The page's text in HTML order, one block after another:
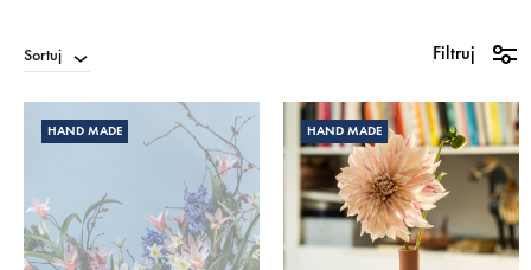
Sortuj Filtruj
HAND MADE HAND MADE